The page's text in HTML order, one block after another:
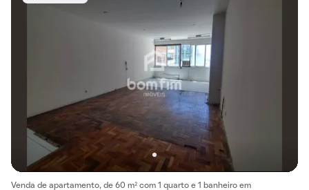
Venda de apartamento, de 60 m² com 1 quarto e 1 banheiro em